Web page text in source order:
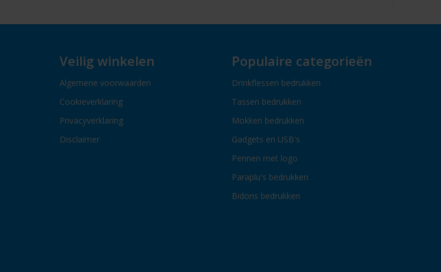
Veilig winkelen
Algemene voorwaarden
Cookieverklaring
Privacyverklaring
Disclaimer
Populaire categorieën
Drinkflessen bedrukken
Tassen bedrukken
Mokken bedrukken
Gadgets en USB's
Pennen met logo
Paraplu's bedrukken
Bidons bedrukken